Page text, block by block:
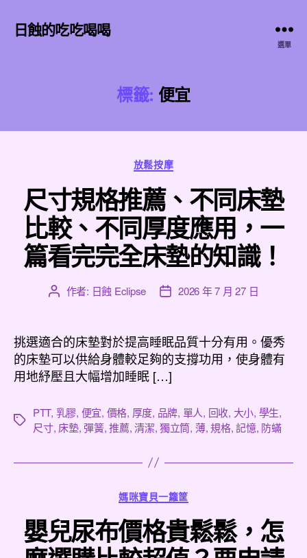
日蝕的吃吃喝喝
選單
標籤: 便宜
分
類
放鬆按摩
尺寸規格推薦、不同床墊
比較、不同厚度應用，一
篇看完完全床墊的知識！
文
者
作者: 日蝕 Eclipse
文
佈
日
期
2026 年 7 月 27 日
挑選適合的床墊對於提高睡眠品質十分有用。優秀
的床墊可以供給身體較足夠的支撐功用，使身體有
用地紓壓且大幅增加睡眠 […]
標
PTT, 乳膠, 便宜, 價格, 厚度, 品牌, 單人, 回收, 大小, 學生,
尺寸, 床墊,彈簧,推薦,清潔,獨立筒, 薄,規格,記憶, 防蟎
分
類
媽咪寶貝一籮筐
嬰兒尿布價格貴鬆鬆，怎